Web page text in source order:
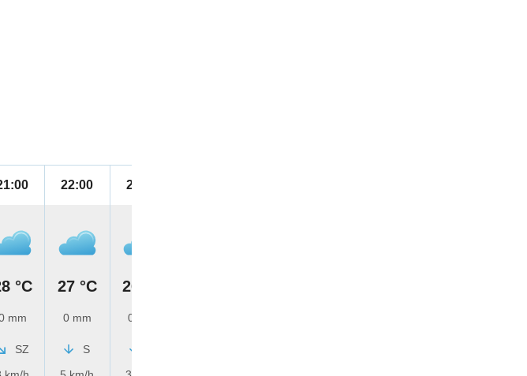
°C
mm
SZ
22:00
27 °C
0 mm
S
23:00
26 °C
0 mm